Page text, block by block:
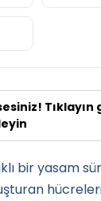
Tıklayın
bir yasam